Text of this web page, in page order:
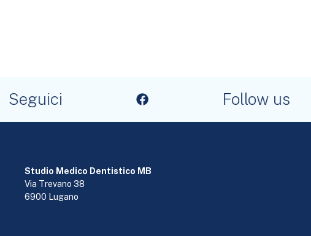
Follow us
Studio Medico Dentistico MB
Via Trevano 38
6900 Lugano